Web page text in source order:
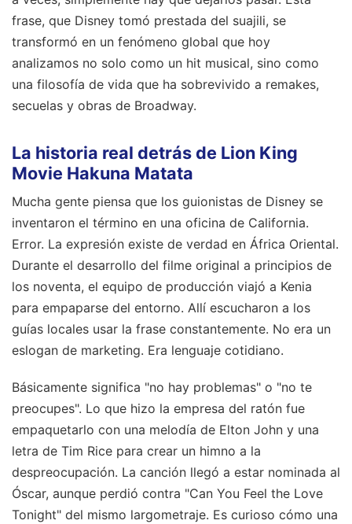
frase, que Disney tomó prestada del suajili, se
transformó en un fenómeno global que hoy
analizamos no solo como un hit musical, sino como
una filosofía de vida que ha sobrevivido a remakes,
secuelas y obras de Broadway.
La historia real detrás de Lion King
Movie Hakuna Matata
Mucha gente piensa que los guionistas de Disney se
inventaron el término en una oficina de California.
Error. La expresión existe de verdad en África Oriental.
Durante el desarrollo del filme original a principios de
los noventa, el equipo de producción viajó a Kenia
para empaparse del entorno. Allí escucharon a los
guías locales usar la frase constantemente. No era un
eslogan de marketing. Era lenguaje cotidiano.
Básicamente significa "no hay problemas" o "no te
preocupes". Lo que hizo la empresa del ratón fue
empaquetarlo con una melodía de Elton John y una
letra de Tim Rice para crear un himno a la
despreocupación. La canción llegó a estar nominada al
Óscar, aunque perdió contra "Can You Feel the Love
Tonight" del mismo largometraje. Es curioso cómo una